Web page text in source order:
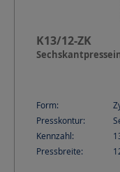
K13/12-ZK
Form:
Presskontur:
Kennzahl:
Pressbreite: